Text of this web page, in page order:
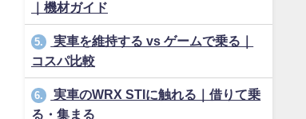
｜機材ガイド
5.
実車を維持する vs ゲームで乗る｜
コスパ比較
6.
実車のWRX STIに触れる｜借りて乗
る・集まる